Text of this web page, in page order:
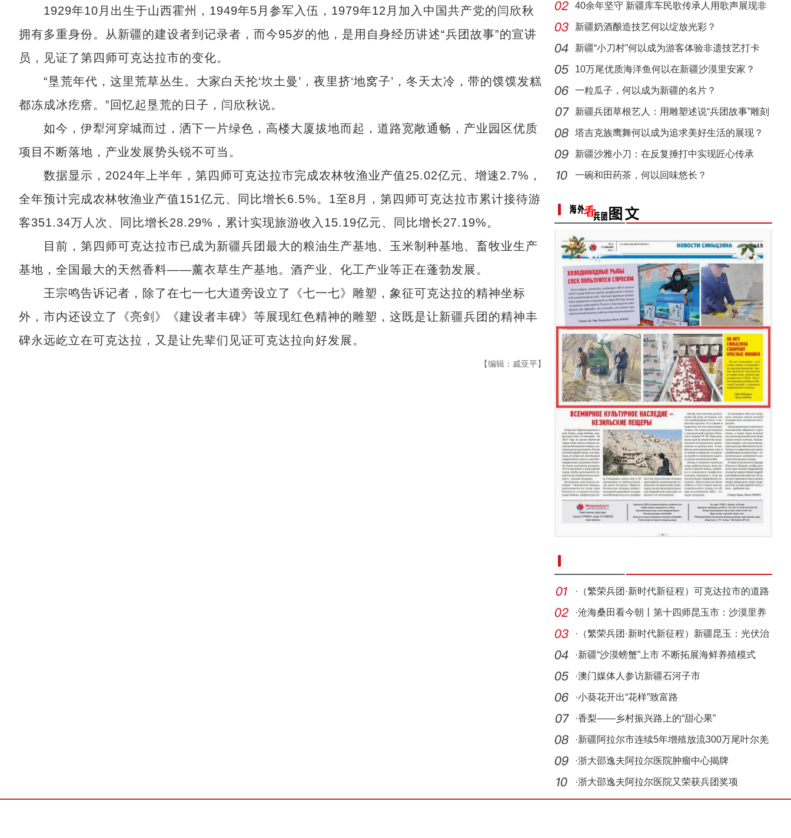
1929年10月出生于山西霍州，1949年5月参军入伍，1979年12月加入中国共产党的闫欣秋
拥有多重身份。从新疆的建设者到记录者，而今95岁的他，是用自身经历讲述“兵团故事”的宣讲
员，见证了第四师可克达拉市的变化。
“垦荒年代，这里荒草丛生。大家白天抡‘坎土曼’，夜里挤‘地窝子’，冬天太冷，带的馍馍发糕
都冻成冰疙瘩。”回忆起垦荒的日子，闫欣秋说。
如今，伊犁河穿城而过，洒下一片绿色，高楼大厦拔地而起，道路宽敞通畅，产业园区优质
项目不断落地，产业发展势头锐不可当。
数据显示，2024年上半年，第四师可克达拉市完成农林牧渔业产值25.02亿元、增速2.7%，
全年预计完成农林牧渔业产值151亿元、同比增长6.5%。1至8月，第四师可克达拉市累计接待游
客351.34万人次、同比增长28.29%，累计实现旅游收入15.19亿元、同比增长27.19%。
目前，第四师可克达拉市已成为新疆兵团最大的粮油生产基地、玉米制种基地、畜牧业生产
基地，全国最大的天然香料——薰衣草生产基地。酒产业、化工产业等正在蓬勃发展。
王宗鸣告诉记者，除了在七一七大道旁设立了《七一七》雕塑，象征可克达拉的精神坐标
外，市内还设立了《亮剑》《建设者丰碑》等展现红色精神的雕塑，这既是让新疆兵团的精神丰
碑永远屹立在可克达拉，又是让先辈们见证可克达拉向好发展。
【编辑：戚亚平】
“阿克苏是个好地方·四季之美”——《走进
新疆兵团：农业科研成果转化丰硕
40余年坚守 新疆库车民歌传承人用歌声展现非
遗魅力
新疆奶酒酿造技艺何以绽放光彩？
新疆“小刀村”何以成为游客体验非遗技艺打卡
地？
10万尾优质海洋鱼何以在新疆沙漠里安家？
一粒瓜子，何以成为新疆的名片？
新疆兵团草根艺人：用雕塑述说“兵团故事”雕刻
别
塔吉克族鹰舞何以成为追求美好生活的展现？
新疆沙雅小刀：在反复捶打中实现匠心传承
一碗和田药茶，何以回味悠长？
· （繁荣兵团·新时代新征程）可克达拉市的道路
命名
·沧海桑田看今朝丨第十四师昆玉市：沙漠里养
出罗非
· （繁荣兵团·新时代新征程）新疆昆玉：光伏治
沙筑
·新疆“沙漠螃蟹”上市 不断拓展海鲜养殖模式
·澳门媒体人参访新疆石河子市
·小葵花开出“花样”致富路
·香梨——乡村振兴路上的“甜心果”
·新疆阿拉尔市连续5年增殖放流300万尾叶尔羌
高原鳅
·浙大邵逸夫阿拉尔医院肿瘤中心揭牌
·浙大邵逸夫阿拉尔医院又荣获兵团奖项